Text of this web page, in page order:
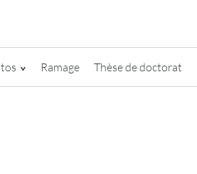
Ramage Thèse de doctorat